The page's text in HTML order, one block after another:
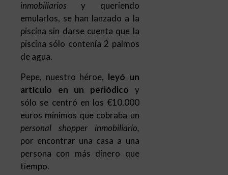
inmobiliarios y queriendo
emularlos, se han lanzado a la
piscina sin darse cuenta que la
piscina sólo contenía 2 palmos
de agua.
Pepe, nuestro héroe, leyó un
artículo en un periódico y
sólo se centró en los €10.000
euros mínimos que cobraba un
personal shopper inmobiliario,
por encontrar una casa a una
persona con más dinero que
tiempo.